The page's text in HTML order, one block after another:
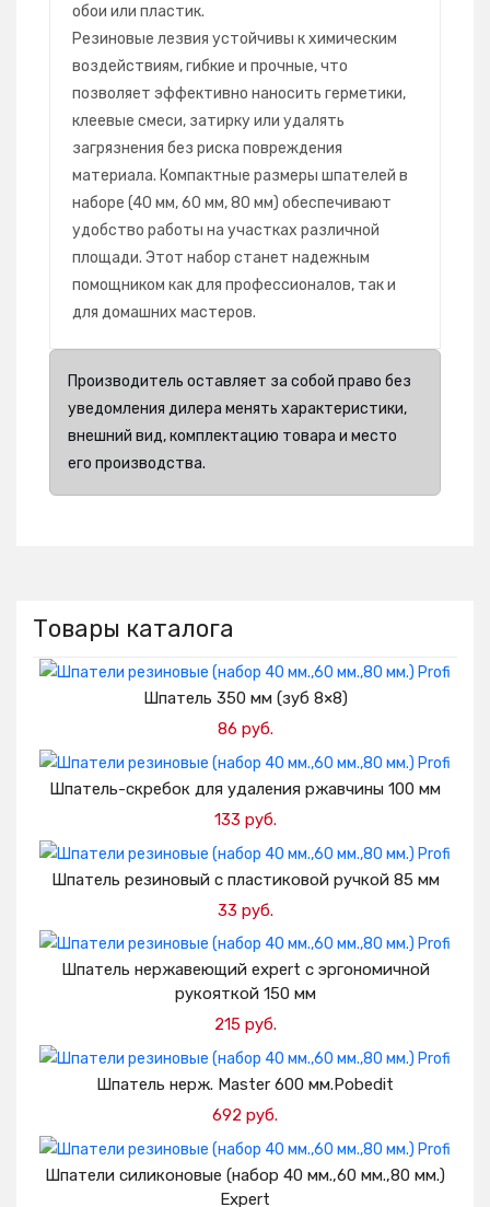
обои или пластик.
Резиновые лезвия устойчивы к химическим
воздействиям, гибкие и прочные, что
позволяет эффективно наносить герметики,
клеевые смеси, затирку или удалять
загрязнения без риска повреждения
материала. Компактные размеры шпателей в
наборе (40 мм, 60 мм, 80 мм) обеспечивают
удобство работы на участках различной
площади. Этот набор станет надежным
помощником как для профессионалов, так и
для домашних мастеров.
Производитель оставляет за собой право без
уведомления дилера менять характеристики,
внешний вид, комплектацию товара и место
его производства.
Товары каталога
Шпатель 350 мм (зуб 8×8)
86 руб.
Добавить в корзину
Шпатель-скребок для удаления ржавчины 100 мм
133 руб.
Добавить в корзину
Шпатель резиновый с пластиковой ручкой 85 мм
33 руб.
Добавить в корзину
Шпатель нержавеющий expert с эргономичной
рукояткой 150 мм
215 руб.
Добавить в корзину
Шпатель нерж. Master 600 мм.Pobedit
692 руб.
Добавить в корзину
Шпатели силиконовые (набор 40 мм.,60 мм.,80 мм.)
Expert